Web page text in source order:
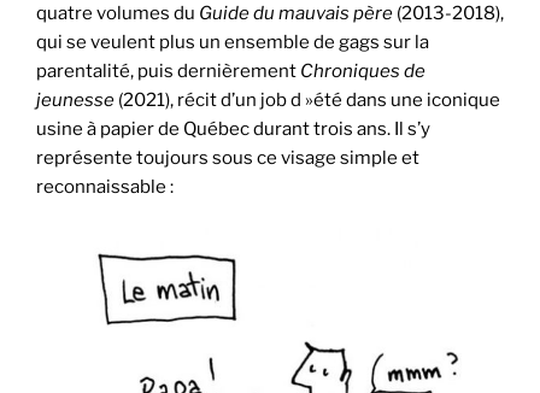
quatre volumes du Guide du mauvais père (2013-2018),
qui se veulent plus un ensemble de gags sur la
parentalité, puis dernièrement Chroniques de
jeunesse (2021), récit d’un job d »été dans une iconique
usine à papier de Québec durant trois ans. Il s’y
représente toujours sous ce visage simple et
reconnaissable :